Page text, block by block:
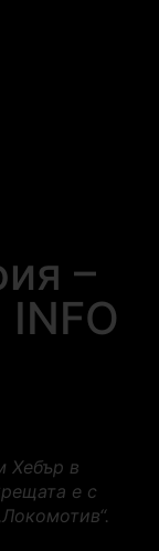
–
Хебър в
е с